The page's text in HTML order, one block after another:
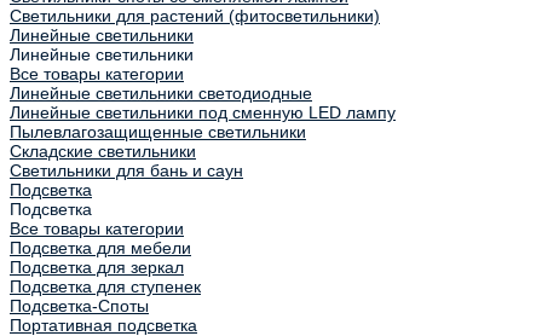
Светильники для растений (фитосветильники)
Линейные светильники
Линейные светильники
Все товары категории
Линейные светильники светодиодные
Линейные светильники под сменную LED лампу
Пылевлагозащищенные светильники
Складские светильники
Светильники для бань и саун
Подсветка
Подсветка
Все товары категории
Подсветка для мебели
Подсветка для зеркал
Подсветка для ступенек
Подсветка-Споты
Портативная подсветка